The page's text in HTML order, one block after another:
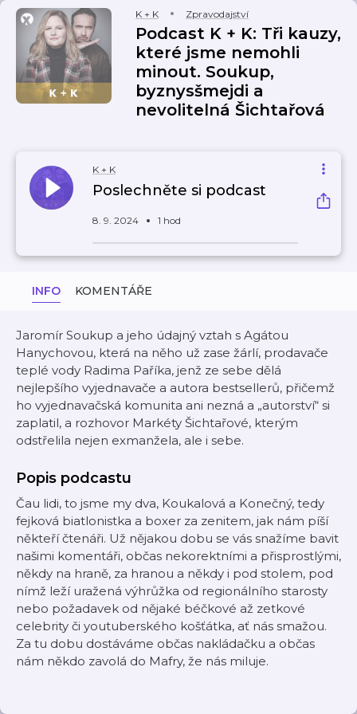
K + K Zpravodajství
Podcast K + K: Tři kauzy,
které jsme nemohli
minout. Soukup,
byznysšmejdi a
nevolitelná Šichtařová
K + K
Poslechněte si podcast
8. 9. 2024 1 hod
INFO KOMENTÁŘE
Jaromír Soukup a jeho údajný vztah s Agátou
Hanychovou, která na něho už zase žárlí, prodavače
teplé vody Radima Paříka, jenž ze sebe dělá
nejlepšího vyjednavače a autora bestsellerů, přičemž
ho vyjednavačská komunita ani nezná a „autorství“ si
zaplatil, a rozhovor Markéty Šichtařové, kterým
odstřelila nejen exmanžela, ale i sebe.
Popis podcastu
Čau lidi, to jsme my dva, Koukalová a Konečný, tedy
fejková biatlonistka a boxer za zenitem, jak nám píší
někteří čtenáři. Už nějakou dobu se vás snažíme bavit
našimi komentáři, občas nekorektními a přisprostlými,
někdy na hraně, za hranou a někdy i pod stolem, pod
nímž leží uražená výhrůžka od regionálního starosty
nebo požadavek od nějaké béčkové až zetkové
celebrity či youtuberského košťátka, ať nás smažou.
Za tu dobu dostáváme občas nakládačku a občas
nám někdo zavolá do Mafry, že nás miluje.